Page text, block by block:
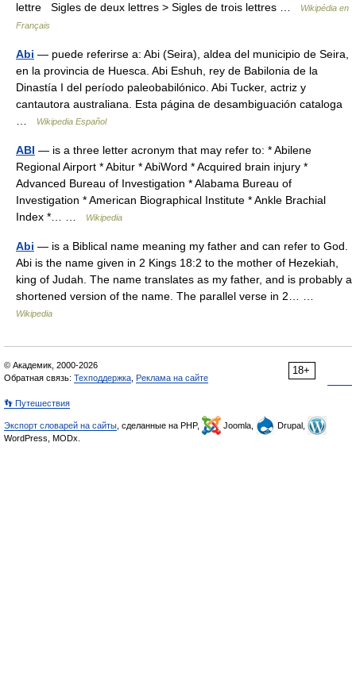
lettre Sigles de deux lettres > Sigles de trois lettres …
Wikipédia en
Français
Abi — puede referirse a: Abi (Seira), aldea del municipio de Seira,
en la provincia de Huesca. Abi Eshuh, rey de Babilonia de la
Dinastía I del período paleobabilónico. Abi Tucker, actriz y
cantautora australiana. Esta página de desambiguación cataloga
Wikipedia Español
ABI — is a three letter acronym that may refer to: * Abilene
Regional Airport * Abitur * AbiWord * Acquired brain injury *
Advanced Bureau of Investigation * Alabama Bureau of
Investigation * American Biographical Institute * Ankle Brachial
Index *… …
Wikipedia
Abi — is a Biblical name meaning my father and can refer to God.
Abi is the name given in 2 Kings 18:2 to the mother of Hezekiah,
king of Judah. The name translates as my father, and is probably a
shortened version of the name. The parallel verse in 2… …
Wikipedia
18+
© Академик, 2000-2026
Обратная связь: Техподдержка Реклама на сайте
👣 Путешествия
Экспорт словарей на сайты , сделанные на PHP, Joomla,
Drupal,
WordPress, MODx.